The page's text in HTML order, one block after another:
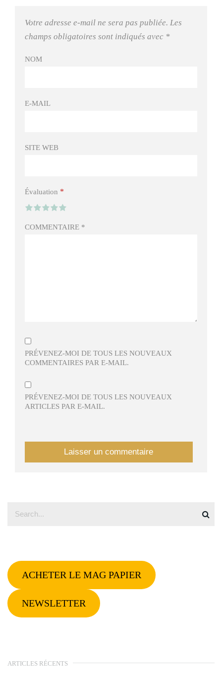
Votre adresse e-mail ne sera pas publiée. Les
champs obligatoires sont indiqués avec *
NOM
E-MAIL
SITE WEB
Évaluation *
COMMENTAIRE *
PRÉVENEZ-MOI DE TOUS LES NOUVEAUX
COMMENTAIRES PAR E-MAIL.
PRÉVENEZ-MOI DE TOUS LES NOUVEAUX
ARTICLES PAR E-MAIL.
ACHETER LE MAG PAPIER
NEWSLETTER
ARTICLES RÉCENTS